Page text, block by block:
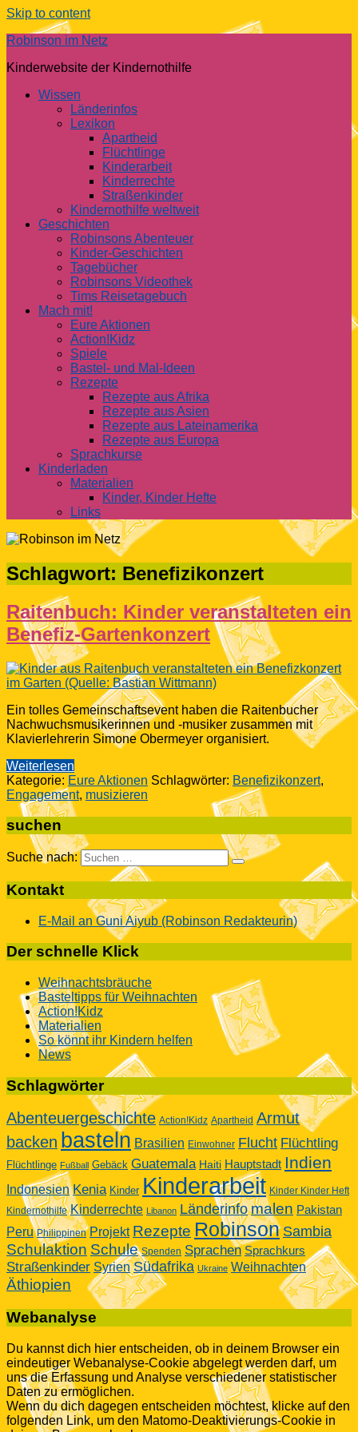
Skip to content
Robinson im Netz
Kinderwebsite der Kindernothilfe
Wissen
Länderinfos
Lexikon
Apartheid
Flüchtlinge
Kinderarbeit
Kinderrechte
Straßenkinder
Kindernothilfe weltweit
Geschichten
Robinsons Abenteuer
Kinder-Geschichten
Tagebücher
Robinsons Videothek
Tims Reisetagebuch
Mach mit!
Eure Aktionen
Action!Kidz
Spiele
Bastel- und Mal-Ideen
Rezepte
Rezepte aus Afrika
Rezepte aus Asien
Rezepte aus Lateinamerika
Rezepte aus Europa
Sprachkurse
Kinderladen
Materialien
Kinder, Kinder Hefte
Links
Schlagwort: Benefizikonzert
Raitenbuch: Kinder veranstalteten ein
Benefiz-Gartenkonzert
Ein tolles Gemeinschaftsevent haben die Raitenbucher
Nachwuchsmusikerinnen und -musiker zusammen mit
Klavierlehrerin Simone Obermeyer organisiert.
Weiterlesen
Kategorie: Eure Aktionen Schlagwörter: Benefizikonzert,
Engagement, musizieren
suchen
Suche nach:
Kontakt
E-Mail an Guni Aiyub (Robinson Redakteurin)
Der schnelle Klick
Weihnachtsbräuche
Basteltipps für Weihnachten
Action!Kidz
Materialien
So könnt ihr Kindern helfen
News
Schlagwörter
Abenteuergeschichte Action!Kidz Apartheid Armut
backen basteln Brasilien Einwohner Flucht Flüchtling
Flüchtlinge Fußball Gebäck Guatemala Haiti Hauptstadt Indien
Indonesien Kenia Kinder Kinderarbeit Kinder Kinder Heft
Kindernothilfe Kinderrechte Libanon Länderinfo malen Pakistan
Peru Philippinen Projekt Rezepte Robinson Sambia
Schulaktion Schule Spenden Sprachen Sprachkurs
Straßenkinder Syrien Südafrika Ukraine Weihnachten
Äthiopien
Webanalyse
Du kannst dich hier entscheiden, ob in deinem Browser ein
eindeutiger Webanalyse-Cookie abgelegt werden darf, um
uns die Erfassung und Analyse verschiedener statistischer
Daten zu ermöglichen.
Wenn du dich dagegen entscheiden möchtest, klicke auf den
folgenden Link, um den Matomo-Deaktivierungs-Cookie in